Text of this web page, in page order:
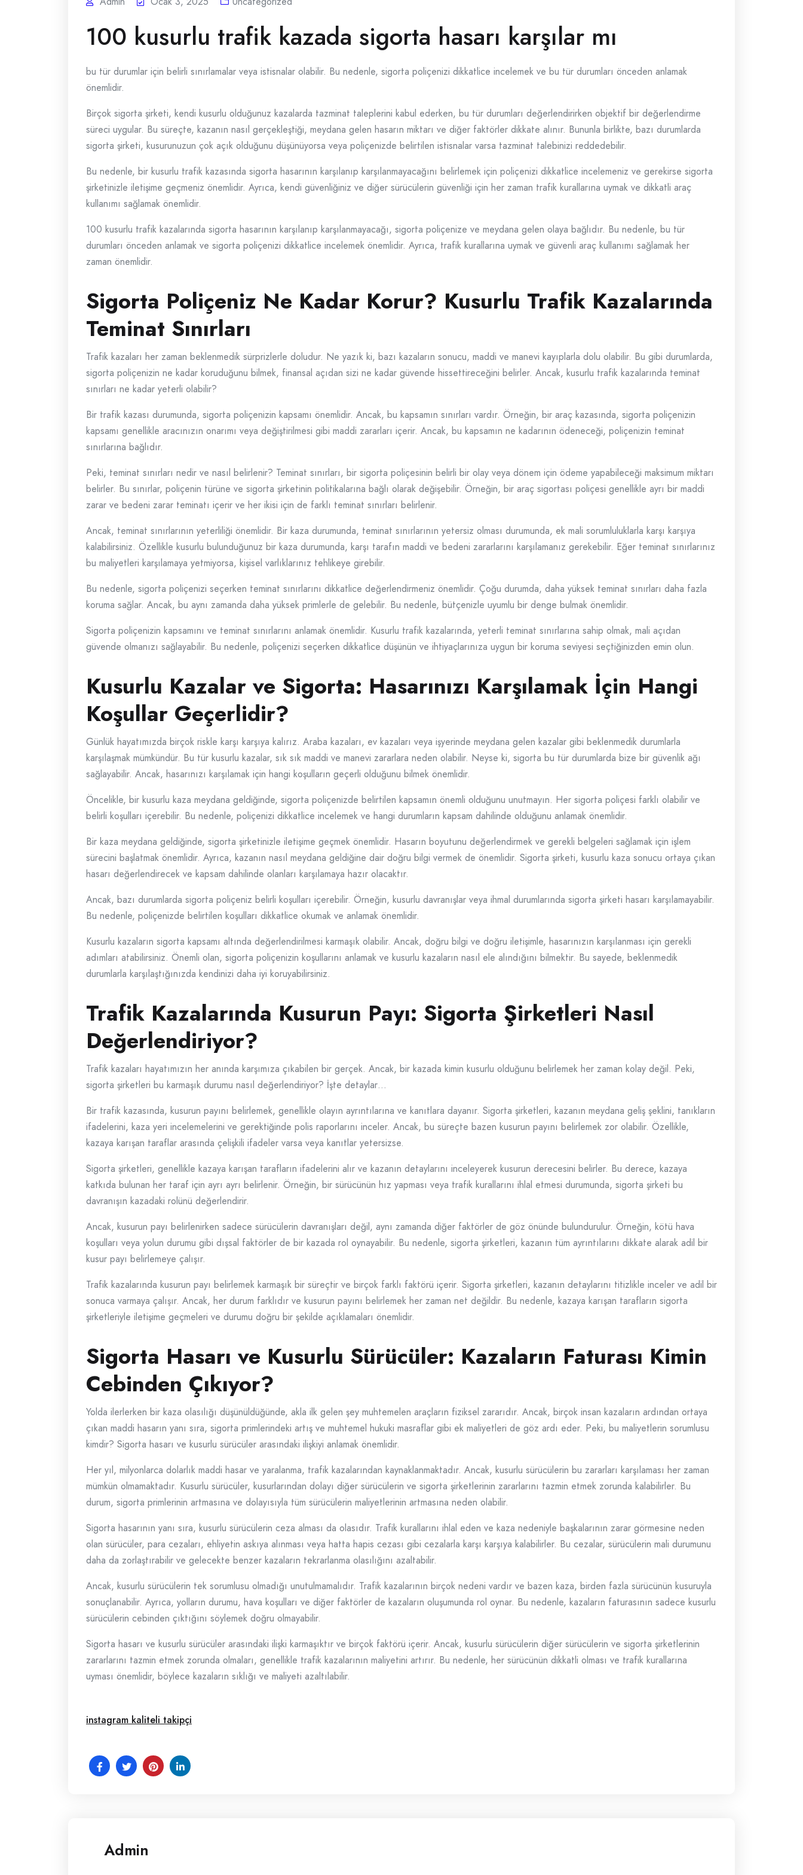
100 kusurlu trafik kazada sigorta hasarı karşılar mı
bu tür durumlar için belirli sınırlamalar veya istisnalar olabilir. Bu nedenle, sigorta poliçenizi dikkatlice incelemek ve bu tür durumları önceden anlamak
önemlidir.
Birçok sigorta şirketi, kendi kusurlu olduğunuz kazalarda tazminat taleplerini kabul ederken, bu tür durumları değerlendirirken objektif bir değerlendirme
süreci uygular. Bu süreçte, kazanın nasıl gerçekleştiği, meydana gelen hasarın miktarı ve diğer faktörler dikkate alınır. Bununla birlikte, bazı durumlarda
sigorta şirketi, kusurunuzun çok açık olduğunu düşünüyorsa veya poliçenizde belirtilen istisnalar varsa tazminat talebinizi reddedebilir.
Bu nedenle, bir kusurlu trafik kazasında sigorta hasarının karşılanıp karşılanmayacağını belirlemek için poliçenizi dikkatlice incelemeniz ve gerekirse sigorta
şirketinizle iletişime geçmeniz önemlidir. Ayrıca, kendi güvenliğiniz ve diğer sürücülerin güvenliği için her zaman trafik kurallarına uymak ve dikkatli araç
kullanımı sağlamak önemlidir.
100 kusurlu trafik kazalarında sigorta hasarının karşılanıp karşılanmayacağı, sigorta poliçenize ve meydana gelen olaya bağlıdır. Bu nedenle, bu tür
durumları önceden anlamak ve sigorta poliçenizi dikkatlice incelemek önemlidir. Ayrıca, trafik kurallarına uymak ve güvenli araç kullanımı sağlamak her
zaman önemlidir.
Sigorta Poliçeniz Ne Kadar Korur? Kusurlu Trafik Kazalarında
Teminat Sınırları
Trafik kazaları her zaman beklenmedik sürprizlerle doludur. Ne yazık ki, bazı kazaların sonucu, maddi ve manevi kayıplarla dolu olabilir. Bu gibi durumlarda,
sigorta poliçenizin ne kadar koruduğunu bilmek, finansal açıdan sizi ne kadar güvende hissettireceğini belirler. Ancak, kusurlu trafik kazalarında teminat
sınırları ne kadar yeterli olabilir?
Bir trafik kazası durumunda, sigorta poliçenizin kapsamı önemlidir. Ancak, bu kapsamın sınırları vardır. Örneğin, bir araç kazasında, sigorta poliçenizin
kapsamı genellikle aracınızın onarımı veya değiştirilmesi gibi maddi zararları içerir. Ancak, bu kapsamın ne kadarının ödeneceği, poliçenizin teminat
sınırlarına bağlıdır.
Peki, teminat sınırları nedir ve nasıl belirlenir? Teminat sınırları, bir sigorta poliçesinin belirli bir olay veya dönem için ödeme yapabileceği maksimum miktarı
belirler. Bu sınırlar, poliçenin türüne ve sigorta şirketinin politikalarına bağlı olarak değişebilir. Örneğin, bir araç sigortası poliçesi genellikle ayrı bir maddi
zarar ve bedeni zarar teminatı içerir ve her ikisi için de farklı teminat sınırları belirlenir.
Ancak, teminat sınırlarının yeterliliği önemlidir. Bir kaza durumunda, teminat sınırlarının yetersiz olması durumunda, ek mali sorumluluklarla karşı karşıya
kalabilirsiniz. Özellikle kusurlu bulunduğunuz bir kaza durumunda, karşı tarafın maddi ve bedeni zararlarını karşılamanız gerekebilir. Eğer teminat sınırlarınız
bu maliyetleri karşılamaya yetmiyorsa, kişisel varlıklarınız tehlikeye girebilir.
Bu nedenle, sigorta poliçenizi seçerken teminat sınırlarını dikkatlice değerlendirmeniz önemlidir. Çoğu durumda, daha yüksek teminat sınırları daha fazla
koruma sağlar. Ancak, bu aynı zamanda daha yüksek primlerle de gelebilir. Bu nedenle, bütçenizle uyumlu bir denge bulmak önemlidir.
Sigorta poliçenizin kapsamını ve teminat sınırlarını anlamak önemlidir. Kusurlu trafik kazalarında, yeterli teminat sınırlarına sahip olmak, mali açıdan
güvende olmanızı sağlayabilir. Bu nedenle, poliçenizi seçerken dikkatlice düşünün ve ihtiyaçlarınıza uygun bir koruma seviyesi seçtiğinizden emin olun.
Kusurlu Kazalar ve Sigorta: Hasarınızı Karşılamak İçin Hangi
Koşullar Geçerlidir?
Günlük hayatımızda birçok riskle karşı karşıya kalırız. Araba kazaları, ev kazaları veya işyerinde meydana gelen kazalar gibi beklenmedik durumlarla
karşılaşmak mümkündür. Bu tür kusurlu kazalar, sık sık maddi ve manevi zararlara neden olabilir. Neyse ki, sigorta bu tür durumlarda bize bir güvenlik ağı
sağlayabilir. Ancak, hasarınızı karşılamak için hangi koşulların geçerli olduğunu bilmek önemlidir.
Öncelikle, bir kusurlu kaza meydana geldiğinde, sigorta poliçenizde belirtilen kapsamın önemli olduğunu unutmayın. Her sigorta poliçesi farklı olabilir ve
belirli koşulları içerebilir. Bu nedenle, poliçenizi dikkatlice incelemek ve hangi durumların kapsam dahilinde olduğunu anlamak önemlidir.
Bir kaza meydana geldiğinde, sigorta şirketinizle iletişime geçmek önemlidir. Hasarın boyutunu değerlendirmek ve gerekli belgeleri sağlamak için işlem
sürecini başlatmak önemlidir. Ayrıca, kazanın nasıl meydana geldiğine dair doğru bilgi vermek de önemlidir. Sigorta şirketi, kusurlu kaza sonucu ortaya çıkan
hasarı değerlendirecek ve kapsam dahilinde olanları karşılamaya hazır olacaktır.
Ancak, bazı durumlarda sigorta poliçeniz belirli koşulları içerebilir. Örneğin, kusurlu davranışlar veya ihmal durumlarında sigorta şirketi hasarı karşılamayabilir.
Bu nedenle, poliçenizde belirtilen koşulları dikkatlice okumak ve anlamak önemlidir.
Kusurlu kazaların sigorta kapsamı altında değerlendirilmesi karmaşık olabilir. Ancak, doğru bilgi ve doğru iletişimle, hasarınızın karşılanması için gerekli
adımları atabilirsiniz. Önemli olan, sigorta poliçenizin koşullarını anlamak ve kusurlu kazaların nasıl ele alındığını bilmektir. Bu sayede, beklenmedik
durumlarla karşılaştığınızda kendinizi daha iyi koruyabilirsiniz.
Trafik Kazalarında Kusurun Payı: Sigorta Şirketleri Nasıl
Değerlendiriyor?
Trafik kazaları hayatımızın her anında karşımıza çıkabilen bir gerçek. Ancak, bir kazada kimin kusurlu olduğunu belirlemek her zaman kolay değil. Peki,
sigorta şirketleri bu karmaşık durumu nasıl değerlendiriyor? İşte detaylar…
Bir trafik kazasında, kusurun payını belirlemek, genellikle olayın ayrıntılarına ve kanıtlara dayanır. Sigorta şirketleri, kazanın meydana geliş şeklini, tanıkların
ifadelerini, kaza yeri incelemelerini ve gerektiğinde polis raporlarını inceler. Ancak, bu süreçte bazen kusurun payını belirlemek zor olabilir. Özellikle,
kazaya karışan taraflar arasında çelişkili ifadeler varsa veya kanıtlar yetersizse.
Sigorta şirketleri, genellikle kazaya karışan tarafların ifadelerini alır ve kazanın detaylarını inceleyerek kusurun derecesini belirler. Bu derece, kazaya
katkıda bulunan her taraf için ayrı ayrı belirlenir. Örneğin, bir sürücünün hız yapması veya trafik kurallarını ihlal etmesi durumunda, sigorta şirketi bu
davranışın kazadaki rolünü değerlendirir.
Ancak, kusurun payı belirlenirken sadece sürücülerin davranışları değil, aynı zamanda diğer faktörler de göz önünde bulundurulur. Örneğin, kötü hava
koşulları veya yolun durumu gibi dışsal faktörler de bir kazada rol oynayabilir. Bu nedenle, sigorta şirketleri, kazanın tüm ayrıntılarını dikkate alarak adil bir
kusur payı belirlemeye çalışır.
Trafik kazalarında kusurun payı belirlemek karmaşık bir süreçtir ve birçok farklı faktörü içerir. Sigorta şirketleri, kazanın detaylarını titizlikle inceler ve adil bir
sonuca varmaya çalışır. Ancak, her durum farklıdır ve kusurun payını belirlemek her zaman net değildir. Bu nedenle, kazaya karışan tarafların sigorta
şirketleriyle iletişime geçmeleri ve durumu doğru bir şekilde açıklamaları önemlidir.
Sigorta Hasarı ve Kusurlu Sürücüler: Kazaların Faturası Kimin
Cebinden Çıkıyor?
Yolda ilerlerken bir kaza olasılığı düşünüldüğünde, akla ilk gelen şey muhtemelen araçların fiziksel zararıdır. Ancak, birçok insan kazaların ardından ortaya
çıkan maddi hasarın yanı sıra, sigorta primlerindeki artış ve muhtemel hukuki masraflar gibi ek maliyetleri de göz ardı eder. Peki, bu maliyetlerin sorumlusu
kimdir? Sigorta hasarı ve kusurlu sürücüler arasındaki ilişkiyi anlamak önemlidir.
Her yıl, milyonlarca dolarlık maddi hasar ve yaralanma, trafik kazalarından kaynaklanmaktadır. Ancak, kusurlu sürücülerin bu zararları karşılaması her zaman
mümkün olmamaktadır. Kusurlu sürücüler, kusurlarından dolayı diğer sürücülerin ve sigorta şirketlerinin zararlarını tazmin etmek zorunda kalabilirler. Bu
durum, sigorta primlerinin artmasına ve dolayısıyla tüm sürücülerin maliyetlerinin artmasına neden olabilir.
Sigorta hasarının yanı sıra, kusurlu sürücülerin ceza alması da olasıdır. Trafik kurallarını ihlal eden ve kaza nedeniyle başkalarının zarar görmesine neden
olan sürücüler, para cezaları, ehliyetin askıya alınması veya hatta hapis cezası gibi cezalarla karşı karşıya kalabilirler. Bu cezalar, sürücülerin mali durumunu
daha da zorlaştırabilir ve gelecekte benzer kazaların tekrarlanma olasılığını azaltabilir.
Ancak, kusurlu sürücülerin tek sorumlusu olmadığı unutulmamalıdır. Trafik kazalarının birçok nedeni vardır ve bazen kaza, birden fazla sürücünün kusuruyla
sonuçlanabilir. Ayrıca, yolların durumu, hava koşulları ve diğer faktörler de kazaların oluşumunda rol oynar. Bu nedenle, kazaların faturasının sadece kusurlu
sürücülerin cebinden çıktığını söylemek doğru olmayabilir.
Sigorta hasarı ve kusurlu sürücüler arasındaki ilişki karmaşıktır ve birçok faktörü içerir. Ancak, kusurlu sürücülerin diğer sürücülerin ve sigorta şirketlerinin
zararlarını tazmin etmek zorunda olmaları, genellikle trafik kazalarının maliyetini artırır. Bu nedenle, her sürücünün dikkatli olması ve trafik kurallarına
uyması önemlidir, böylece kazaların sıklığı ve maliyeti azaltılabilir.
instagram kaliteli takipçi
Admin